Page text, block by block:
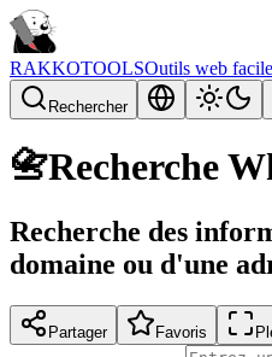
RAKKOTOOLSOutils web
Rechercher
📇Recherche
Recherche des
domaine ou d'une
Partager Favoris